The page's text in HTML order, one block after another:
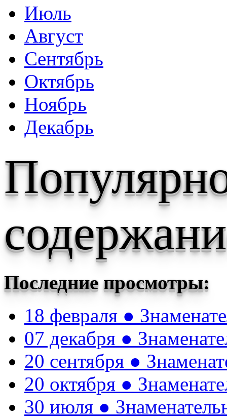
Июль
Август
Сентябрь
Октябрь
Ноябрь
Декабрь
Последние просмотры:
18 февраля ●
07 декабря ●
20 сентября ●
20 октября ●
30 июля ●